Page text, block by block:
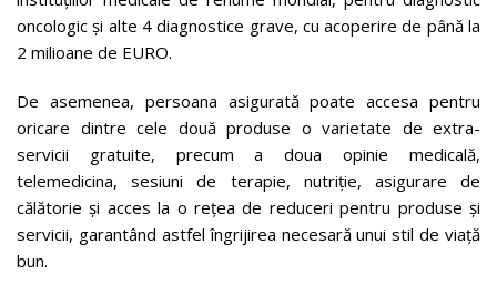
oncologic și alte 4 diagnostice grave, cu acoperire de până la
2 milioane de EURO.
De asemenea, persoana asigurată poate accesa pentru
oricare dintre cele două produse o varietate de extra-
servicii gratuite, precum a doua opinie medicală,
telemedicina, sesiuni de terapie, nutriție, asigurare de
călătorie și acces la o rețea de reduceri pentru produse și
servicii, garantând astfel îngrijirea necesară unui stil de viață
bun.